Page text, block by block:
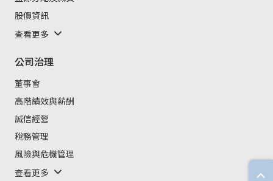
股價資訊
查看更多
公司治理
董事會
高階績效與薪酬
誠信經營
稅務管理
風險與危機管理
查看更多